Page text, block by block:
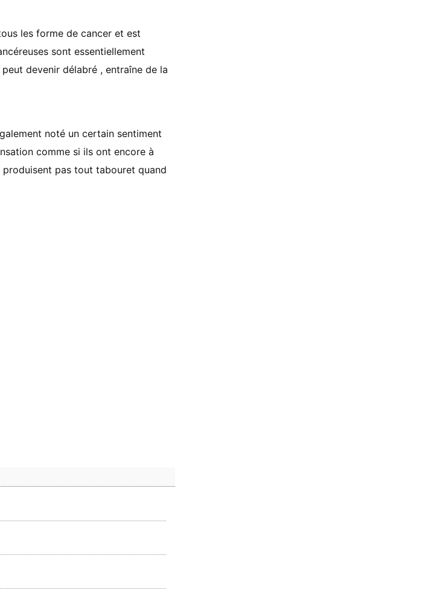
les forme de cancer et est
sont essentiellement
devenir délabré , entraîne de la
noté un certain sentiment
comme si ils ont encore à
pas tout tabouret quand